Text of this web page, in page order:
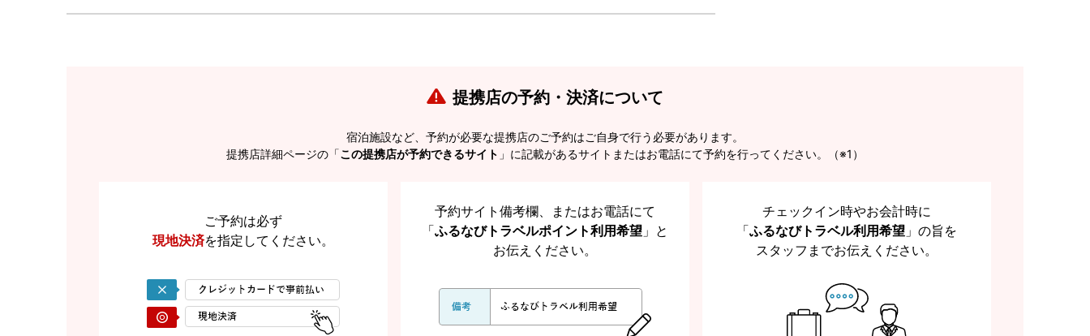
提携店の予約・決済について
宿泊施設など、予約が必要な提携店のご予約はご自身で行う必要があります。
提携店詳細ページの「この提携店が予約できるサイト 」に記載があるサイトまたはお電話にて予約を行ってください。（※1）
ご予約は必ず
現地決済を指定してください。
予約サイト備考欄、またはお電話にて
「ふるなびトラベルポイント利用希望 」と
お伝えください。
チェックイン時やお会計時に
「ふるなびトラベル利用希望 」の旨を
スタッフまでお伝えください。